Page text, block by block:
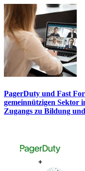
PagerDuty und Fast
gemeinnützigen Sektor
Zugangs zu Bildung